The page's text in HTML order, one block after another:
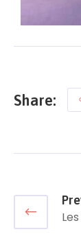
Share: